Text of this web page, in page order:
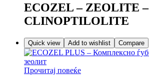
ECOZEL – ZEOLITE –
CLINOPTILOLITE
Quick view Add to wishlist Compare
Прочитај повеќе